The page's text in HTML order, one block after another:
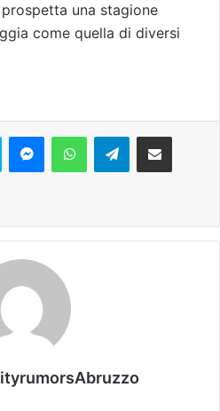
una stagione
come quella di diversi
Telegram